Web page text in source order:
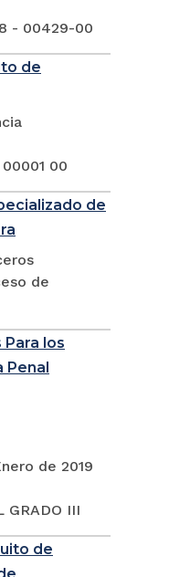
- 00429-00
de
00
de
de
los
Penal
de 2019
GRADO III
de